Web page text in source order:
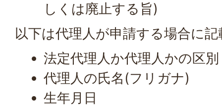
しくは廃止する旨)
以下は代理人が申請する場合に
法定代理人か代理人かの区別
代理人の氏名(フリガナ)
生年月日